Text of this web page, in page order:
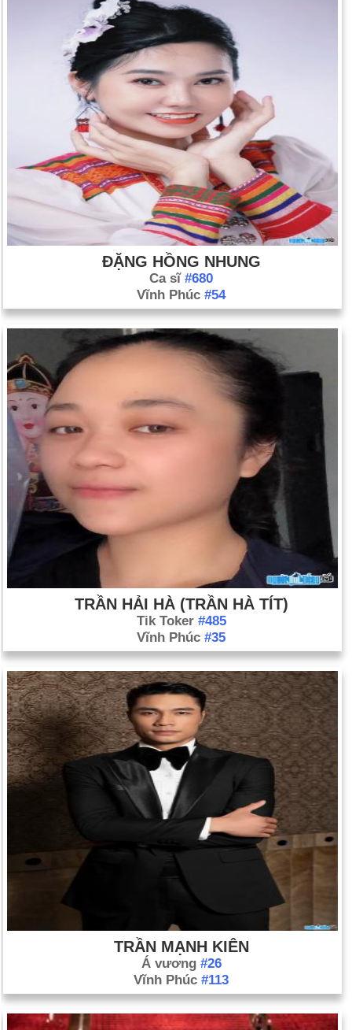
ĐẶNG HỒNG NHUNG
Ca sĩ #680
Vĩnh Phúc #54
TRẦN HẢI HÀ (TRẦN HÀ TÍT)
Tik Toker #485
Vĩnh Phúc #35
TRẦN MẠNH KIÊN
Á vương #26
Vĩnh Phúc #113